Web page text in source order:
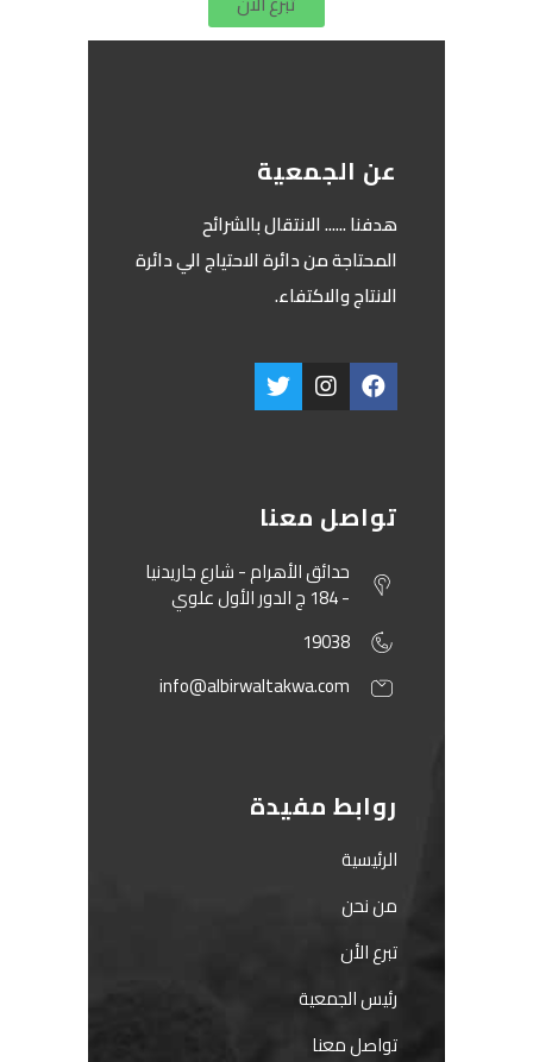
عن الجمعية
‏هدفنا ...... الانتقال بالشرائح
المحتاجة من دائرة الاحتياج الي دائرة
الانتاج والاكتفاء.
تواصل معنا
حدائق الأهرام - شارع جاريدنيا
- 184 ج الدور الأول علوي
19038
info@albirwaltakwa.com
روابط مفيدة
الرئيسية
من نحن
تبرع الأن
رئيس الجمعية
تواصل معنا